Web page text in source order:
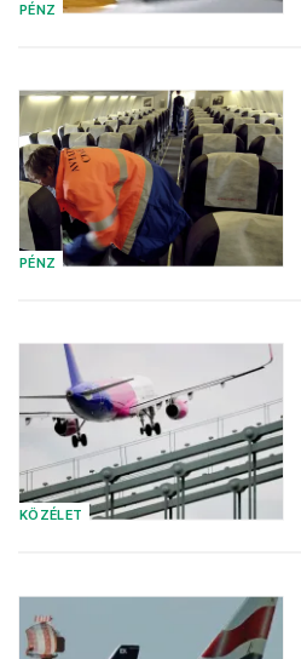
PÉNZ
PÉNZ
KÖZÉLET